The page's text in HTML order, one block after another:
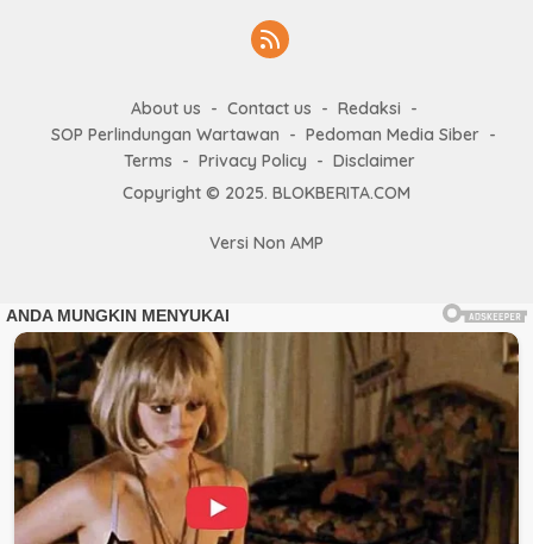
About us Contact us
Redaksi
SOP Perlindungan Wartawan
Pedoman Media Siber
Terms
Privacy Policy
Disclaimer
Copyright © 2025. BLOKBERITA.COM
Versi Non AMP